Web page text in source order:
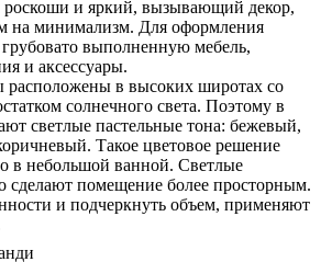
роскоши и яркий, вызывающий декор,
на минимализм. Для оформления
выполненную мебель,
и аксессуары.
расположены в высоких широтах со
солнечного света. Поэтому в
светлые пастельные тона: бежевый,
Такое цветовое решение
в небольшой ванной. Светлые
сделают помещение более просторным.
и подчеркнуть объем, применяют